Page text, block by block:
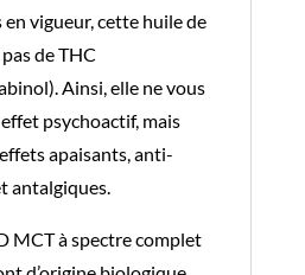
vigueur, cette huile de
de THC
Ainsi, elle ne vous
psychoactif, mais
apaisants, anti-
antalgiques.
MCT à spectre complet